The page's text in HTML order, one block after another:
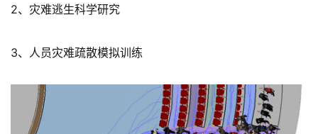
2、灾难逃生科学研究
3、人员灾难疏散模拟训练